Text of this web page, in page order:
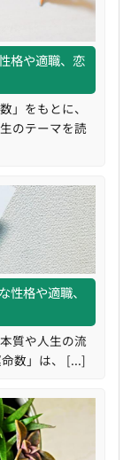
格や適職、恋
」をもとに、
のテーマを読
性格や適職、
質や人生の流
数」は、 [...]